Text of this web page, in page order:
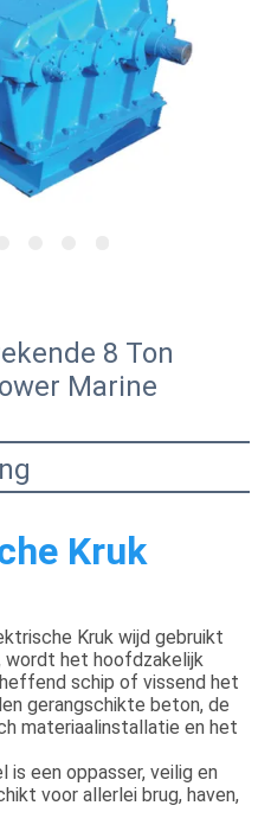
8 Ton
Marine
Kruk
Kruk wijd gebruikt
wordt het hoofdzakelijk
schip of vissend het
gerangschikte beton, de
materiaalinstallatie en het
is een oppasser, veilig en
voor allerlei brug, haven,